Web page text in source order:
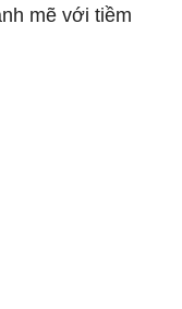
mẽ với tiềm